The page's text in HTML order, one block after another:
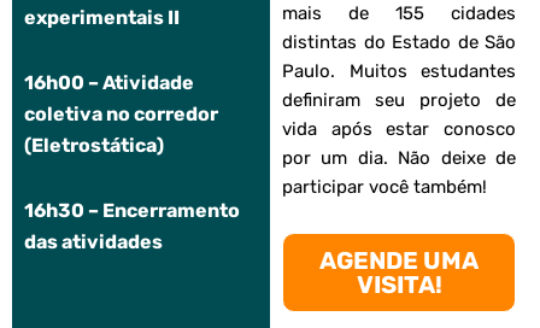
experimentais II
16h00 – Atividade
coletiva no corredor
(Eletrostática)
16h30 – Encerramento
das atividades
mais de 155 cidades
distintas do Estado de São
Paulo. Muitos estudantes
definiram seu projeto de
vida após estar conosco
por um dia. Não deixe de
participar você também!
AGENDE UMA
VISITA!